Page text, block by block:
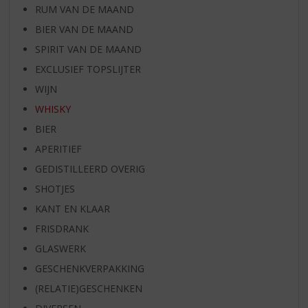
RUM VAN DE MAAND
BIER VAN DE MAAND
SPIRIT VAN DE MAAND
EXCLUSIEF TOPSLIJTER
WIJN
WHISKY
BIER
APERITIEF
GEDISTILLEERD OVERIG
SHOTJES
KANT EN KLAAR
FRISDRANK
GLASWERK
GESCHENKVERPAKKING
(RELATIE)GESCHENKEN